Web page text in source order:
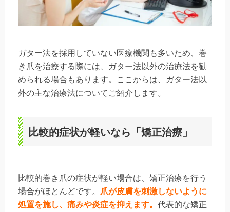
ガター法を採用していない医療機関も多いため、巻
き爪を治療する際には、ガター法以外の治療法を勧
められる場合もあります。ここからは、ガター法以
外の主な治療法についてご紹介します。
比較的症状が軽いなら「矯正治療」
比較的巻き爪の症状が軽い場合は、矯正治療を行う
場合がほとんどです。
爪が皮膚を刺激しないように
処置を施し、痛みや炎症を抑えます。 代表的な矯正